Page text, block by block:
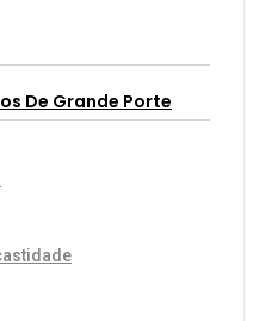
De Grande Porte